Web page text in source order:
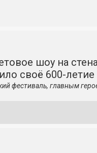
шоу на
своё 600-летие
фестиваль, главным